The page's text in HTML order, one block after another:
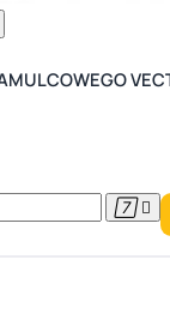
 